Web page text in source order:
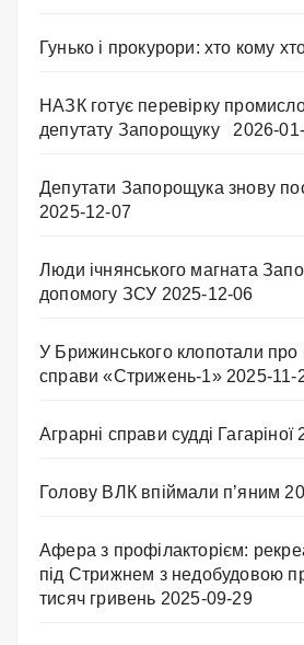
Гунько і прокурори: хто кому
НАЗК готує перевірку
депутату Запорощуку
2026-
Депутати Запорощука знову
2025-12-07
Люди ічнянського магната
допомогу ЗСУ 2025-12-06
У Брижинського клопотали про
справи «Стрижень-1» 2025-11-
Аграрні справи судді Гагаріної
Голову ВЛК впіймали п’яним
Афера з профілакторієм:
під Стрижнем з недобудовою
тисяч гривень 2025-09-29